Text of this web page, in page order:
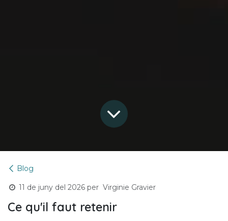
Blog
11 de juny del 2026 per Virginie Gravier
Ce qu'il faut retenir